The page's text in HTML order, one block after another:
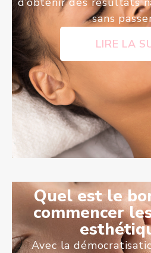
sans
LIRE LA
Quel est le
commencer
Avec la